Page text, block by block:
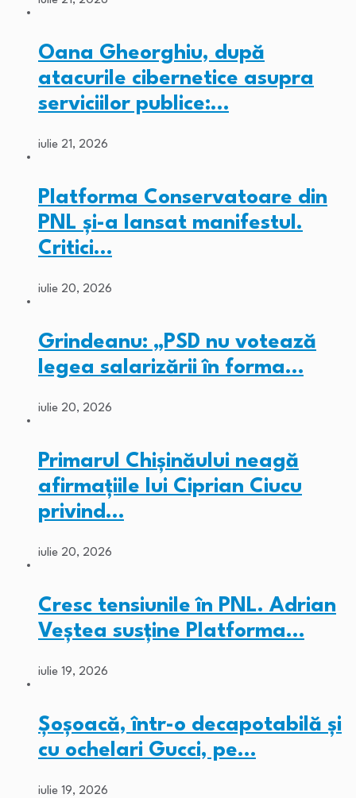
Oana Gheorghiu, după
atacurile cibernetice asupra
serviciilor publice:…
iulie 21, 2026
Platforma Conservatoare din
PNL și-a lansat manifestul.
Critici…
iulie 20, 2026
Grindeanu: „PSD nu votează
legea salarizării în forma…
iulie 20, 2026
Primarul Chişinăului neagă
afirmaţiile lui Ciprian Ciucu
privind…
iulie 20, 2026
Cresc tensiunile în PNL. Adrian
Veștea susține Platforma…
iulie 19, 2026
Șoșoacă, într-o decapotabilă și
cu ochelari Gucci, pe…
iulie 19, 2026